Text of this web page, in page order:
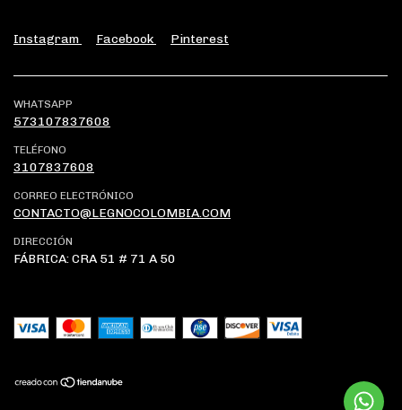
Instagram Facebook Pinterest
WHATSAPP
573107837608
TELÉFONO
3107837608
CORREO ELECTRÓNICO
CONTACTO@LEGNOCOLOMBIA.COM
DIRECCIÓN
FÁBRICA: CRA 51 # 71 A 50